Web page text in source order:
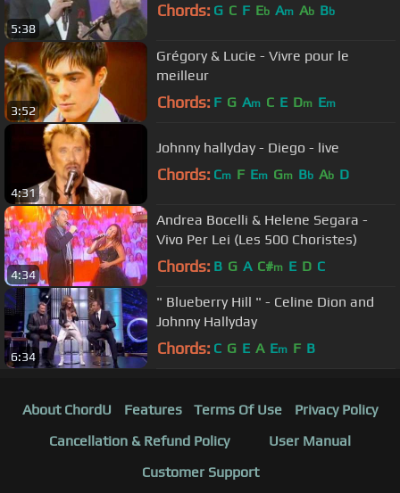
5:38
Chords: G C F Eb Am Ab Bb
3:52
Grégory & Lucie - Vivre pour le
meilleur
Chords: F G Am C E Dm Em
4:31
Johnny hallyday - Diego - live
Chords: Cm F Em Gm Bb Ab D
4:34
Andrea Bocelli & Helene Segara -
Vivo Per Lei (Les 500 Choristes)
Chords: B G A C#m E D C
6:34
" Blueberry Hill " - Celine Dion and
Johnny Hallyday
Chords: C G E A Em F B
About ChordU Features Terms Of Use
Privacy Policy
Cancellation & Refund Policy
User Manual
Customer Support